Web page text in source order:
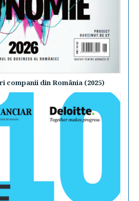
companii din România (2025)